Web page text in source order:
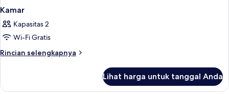
Kamar
Kapasitas 2
Wi-Fi Gratis
Rincian selengkapnya
Rincian
Kamar
Lihat harga untuk tanggal Anda